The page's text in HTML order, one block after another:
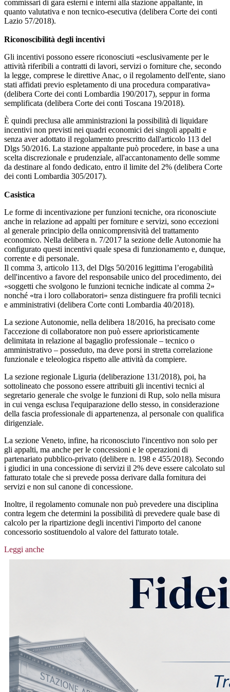
commissari di gara esterni e interni alla stazione appaltante, in
quanto valutativa e non tecnico-esecutiva (delibera Corte dei conti
Lazio 57/2018).
Riconoscibilità degli incentivi
Gli incentivi possono essere riconosciuti «esclusivamente per le
attività riferibili a contratti di lavori, servizi o forniture che, secondo
la legge, comprese le direttive Anac, o il regolamento dell'ente, siano
stati affidati previo espletamento di una procedura comparativa»
(delibera Corte dei conti Lombardia 190/2017), seppur in forma
semplificata (delibera Corte dei conti Toscana 19/2018).
È quindi preclusa alle amministrazioni la possibilità di liquidare
incentivi non previsti nei quadri economici dei singoli appalti e
senza aver adottato il regolamento prescritto dall'articolo 113 del
Dlgs 50/2016. La stazione appaltante può procedere, in base a una
scelta discrezionale e prudenziale, all'accantonamento delle somme
da destinare al fondo dedicato, entro il limite del 2% (delibera Corte
dei conti Lombardia 305/2017).
Casistica
Le forme di incentivazione per funzioni tecniche, ora riconosciute
anche in relazione ad appalti per forniture e servizi, sono eccezioni
al generale principio della onnicomprensività del trattamento
economico. Nella delibera n. 7/2017 la sezione delle Autonomie ha
configurato questi incentivi quale spesa di funzionamento e, dunque,
corrente e di personale.
Il comma 3, articolo 113, del Dlgs 50/2016 legittima l’erogabilità
dell'incentivo a favore del responsabile unico del procedimento, dei
«soggetti che svolgono le funzioni tecniche indicate al comma 2»
nonché «tra i loro collaboratori» senza distinguere fra profili tecnici
e amministrativi (delibera Corte conti Lombardia 40/2018).
La sezione Autonomie, nella delibera 18/2016, ha precisato come
l'accezione di collaboratore non può essere aprioristicamente
delimitata in relazione al bagaglio professionale – tecnico o
amministrativo – posseduto, ma deve porsi in stretta correlazione
funzionale e teleologica rispetto alle attività da compiere.
La sezione regionale Liguria (deliberazione 131/2018), poi, ha
sottolineato che possono essere attribuiti gli incentivi tecnici al
segretario generale che svolge le funzioni di Rup, solo nella misura
in cui venga esclusa l'equiparazione dello stesso, in considerazione
della fascia professionale di appartenenza, al personale con qualifica
dirigenziale.
La sezione Veneto, infine, ha riconosciuto l'incentivo non solo per
gli appalti, ma anche per le concessioni e le operazioni di
partenariato pubblico-privato (delibere n. 198 e 455/2018). Secondo
i giudici in una concessione di servizi il 2% deve essere calcolato sul
fatturato totale che si prevede possa derivare dalla fornitura dei
servizi e non sul canone di concessione.
Inoltre, il regolamento comunale non può prevedere una disciplina
contra legem che determini la possibilità di prevedere quale base di
calcolo per la ripartizione degli incentivi l'importo del canone
concessorio sostituendolo al valore del fatturato totale.
Leggi anche